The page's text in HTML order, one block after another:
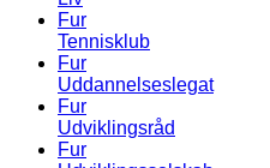
Fur
Tennisklub
Fur
Uddannelseslegat
Fur
Udviklingsråd
Fur